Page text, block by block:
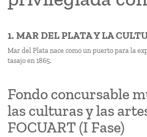
1. MAR DEL PLATA Y LA
Mar del Plata nace como un puerto para la
tasajo en 1865.
Fondo concursable
las culturas y las
FOCUART (I Fase)